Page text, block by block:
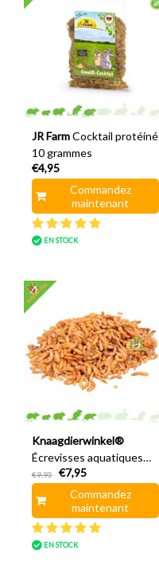
JR Farm Cocktail protéiné
10 grammes
€4,95
Commandez
maintenant
EN STOCK
Knaagdierwinkel®
Écrevisses aquatiques
Gammarus 80 grammes
€9,95
€7,95
Commandez
maintenant
EN STOCK